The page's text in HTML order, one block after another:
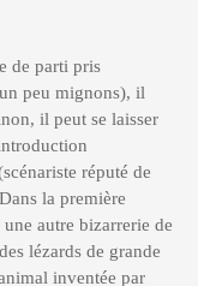
de parti pris
peu mignons), il
il peut se laisser
réputé de
la première
autre bizarrerie de
lézards de grande
inventée par